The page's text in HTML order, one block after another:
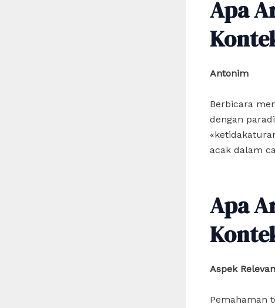
Apa
Antonim
Berbicara
dengan
acak dalam
Apa
Aspek
Pemahaman